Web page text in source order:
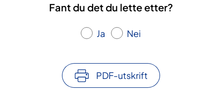
Fant du det du lette etter?
Ja Nei
PDF-utskrift